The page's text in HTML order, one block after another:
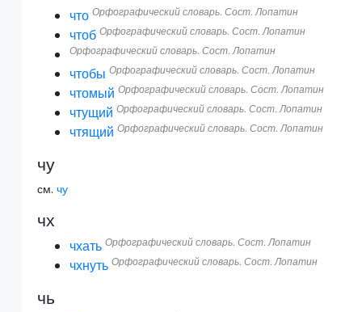
что Орфографический словарь. Сост. Лопатин
чтоб Орфографический словарь. Сост. Лопатин
Орфографический словарь. Сост. Лопатин
чтобы Орфографический словарь. Сост. Лопатин
чтомый Орфографический словарь. Сост. Лопатин
чтущий Орфографический словарь. Сост. Лопатин
чтящий Орфографический словарь. Сост. Лопатин
чу
см.чу
чх
чхать Орфографический словарь. Сост. Лопатин
чхнуть Орфографический словарь. Сост. Лопатин
чь